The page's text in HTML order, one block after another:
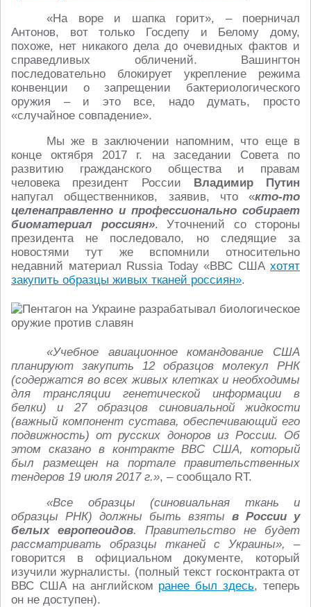
«На воре и шапка горит», – поерничал
Антонов, вот только Госдепу и Белому дому,
похоже, нет никакого дела до очевидных фактов и
справедливых обличений. Вашингтон
последовательно блокирует укрепление режима
конвенции о запрещении бактериологического
оружия – и это все, надо думать, просто
«случайное совпадение».
Мы же в заключении напомним, что еще в
конце октября 2017 г. на заседании Совета по
развитию гражданского общества и правам
человека президент России Владимир Путин
напугал общественников, заявив, что «кто-то
целенаправленно и профессионально собирает
биоматериал россиян». Уточнений со стороны
президента не последовало, но следящие за
новостями тут же вспомнили относительно
недавний материал Russia Today «ВВС США хотят
закупить образцы живых тканей россиян».
«Учебное авиационное командование США
планируют закупить 12 образцов молекул РНК
(содержатся во всех живых клетках и необходимы
для трансляции генетической информации в
белки) и 27 образцов синовиальной жидкости
(важный компонент сустава, обеспечивающий его
подвижность) от русскиx доноров из России. Об
этом сказано в контракте ВВС США, который
был размещен на портале правительственных
тендеров 19 июля 2017 г.», – сообщало RT.
«Все образцы (синовиальная ткань и
образцы РНК) должны быть взяты в России у
белыx европеоидов. Правительство не будет
рассматривать образцы тканей с Украины»,
–
говорится в официальном документе, который
изучили журналисты. (полный текст госконтракта от
ВВС США на английском ранее был здесь, теперь
он не доступен).